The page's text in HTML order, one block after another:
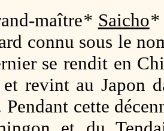
maître* Saicho*
connu sous le
se rendit en
revint au Japon
Pendant cette